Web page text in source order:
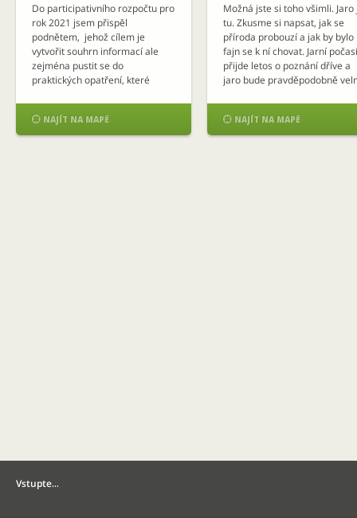
Do participativního rozpočtu pro
rok 2021 jsem přispěl
podnětem, jehož cílem je
vytvořit souhrn informací ale
zejména pustit se do
praktických opatření, které
drobných výsledků radost.
Učme děti ke vztahu a ochraně
 NAJÍT NA MAPĚ
Možná jste si toho všimli. Jaro
tu. Zkusme si napsat, jak se
příroda probouzí a jak by bylo
fajn se k ní chovat. Jarní počasí
přijde letos o poznání dříve a
jaro bude pravděpodobně
horké dny. Jaro jak si ho
pamatujete z dětství, už
 NAJÍT NA MAPĚ
Vstupte…